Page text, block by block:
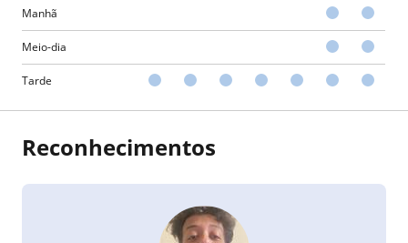
Manhã
Meio-dia
Tarde
Reconhecimentos